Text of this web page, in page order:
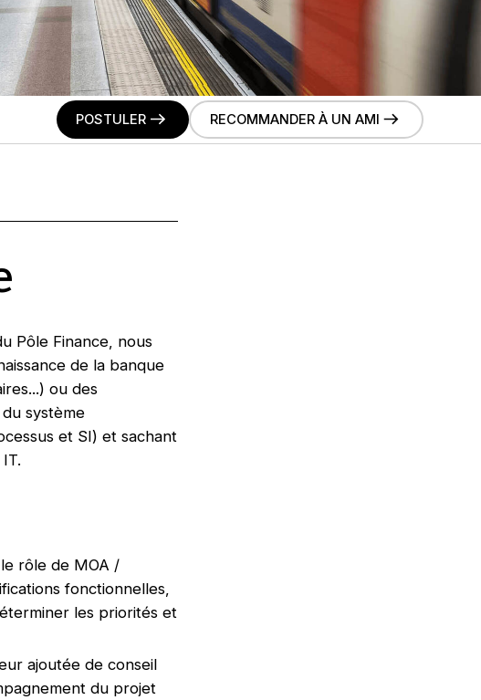
POSTULER RECOMMANDER À UN AMI
Pôle Finance, nous
de la banque
ou des
système
et SI) et sachant
rôle de MOA /
fonctionnelles,
les priorités et
ajoutée de conseil
du projet